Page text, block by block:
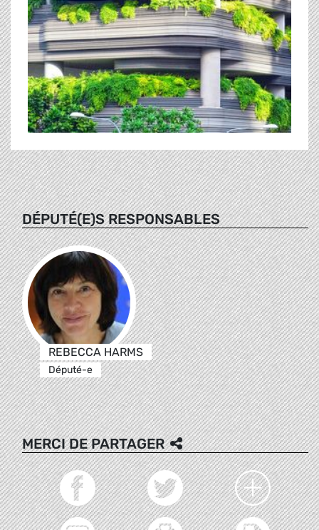
DÉPUTÉ(E)S RESPONSABLES
REBECCA HARMS
Député-e
MERCI DE PARTAGER